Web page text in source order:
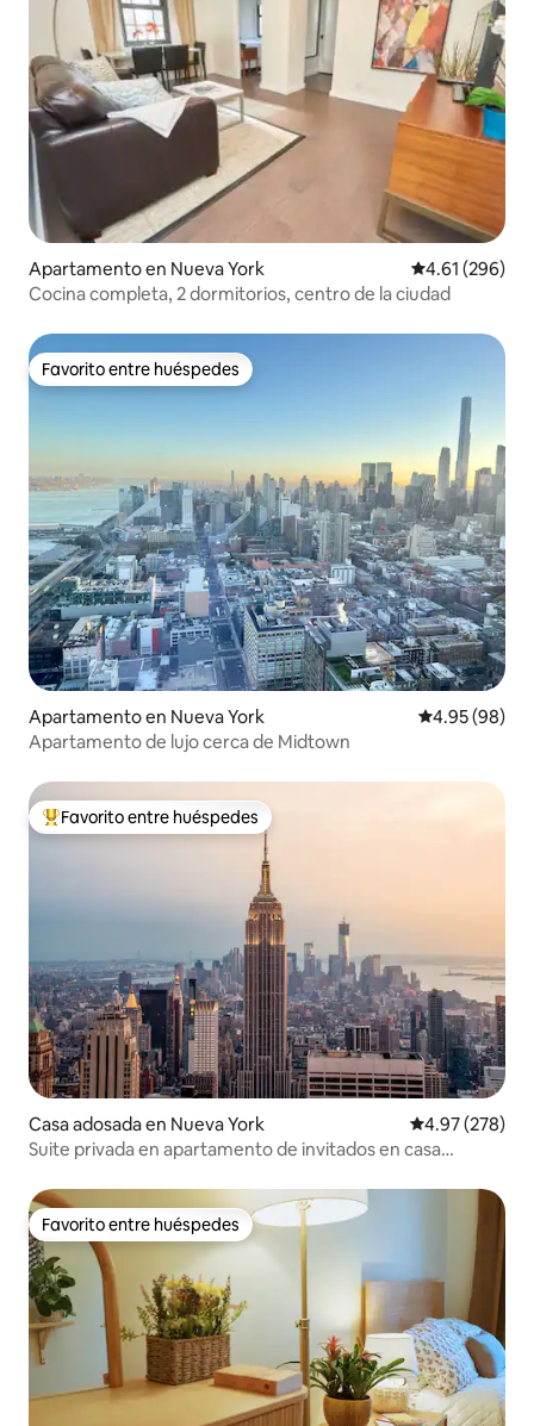
Apartamento en Nueva York Calificación
4.61 (296)
Cocina completa, 2 dormitorios, centro de la ciudad
Favorito entre huéspedes
Favorito entre huéspedes
Apartamento en Nueva York Calificación
4.95 (98)
Apartamento de lujo cerca de Midtown
Favorito entre huéspedes preferido
Favorito entre huéspedes
Casa adosada en Nueva York Calificación
4.97 (278)
Suite privada en apartamento de invitados en casa
Favorito entre huéspedes
Favorito entre huéspedes